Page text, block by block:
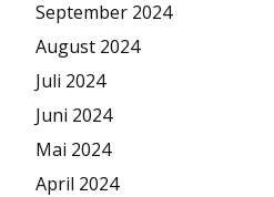
September 2024
August 2024
Juli 2024
Juni 2024
Mai 2024
April 2024